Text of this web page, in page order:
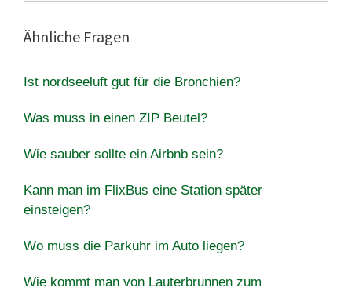
Ähnliche Fragen
Ist nordseeluft gut für die Bronchien?
Was muss in einen ZIP Beutel?
Wie sauber sollte ein Airbnb sein?
Kann man im FlixBus eine Station später
einsteigen?
Wo muss die Parkuhr im Auto liegen?
Wie kommt man von Lauterbrunnen zum